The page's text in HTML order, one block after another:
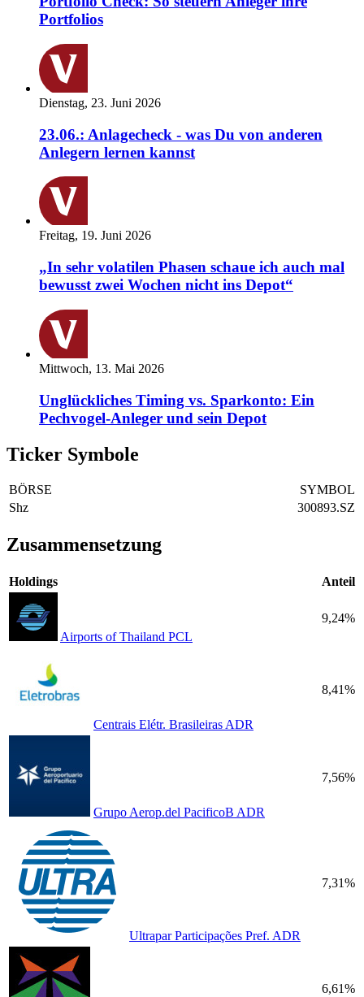
Portfolios
Dienstag, 23. Juni 2026
23.06.: Anlagecheck - was Du von anderen
Anlegern lernen kannst
Freitag, 19. Juni 2026
„In sehr volatilen Phasen schaue ich auch mal
bewusst zwei Wochen nicht ins Depot“
Mittwoch, 13. Mai 2026
Unglückliches Timing vs. Sparkonto: Ein
Pechvogel-Anleger und sein Depot
Ticker Symbole
BÖRSE
SYMBOL
Shz
300893.SZ
Zusammensetzung
Holdings Anteil
Airports of Thailand PCL
9,24%
Centrais Elétr. Brasileiras ADR
8,41%
Grupo Aerop.del PacificoB ADR
7,56%
Ultrapar Participações Pref. ADR
7,31%
6,61%